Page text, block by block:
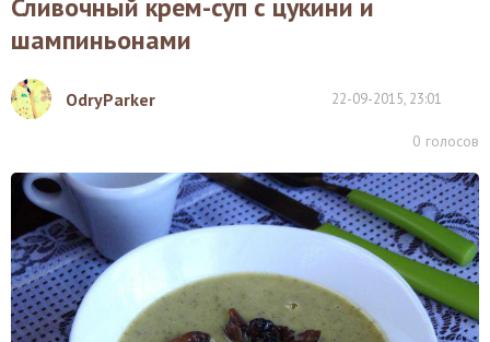
Сливочный крем-суп с цукини и
шампиньонами
OdryParker 22-09-2015, 23:01
0 голосов